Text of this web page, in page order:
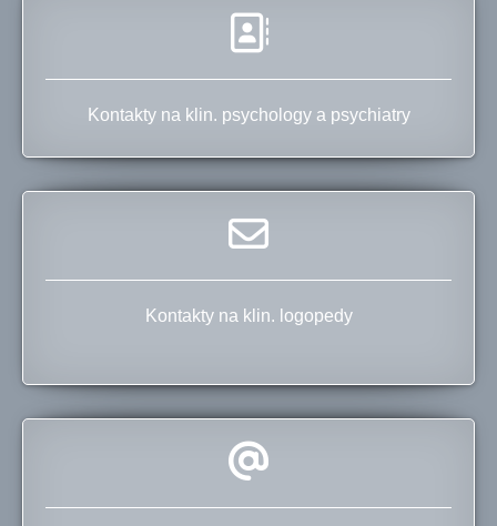
Kontakty na klin. psychology a psychiatry
Kontakty na klin. logopedy